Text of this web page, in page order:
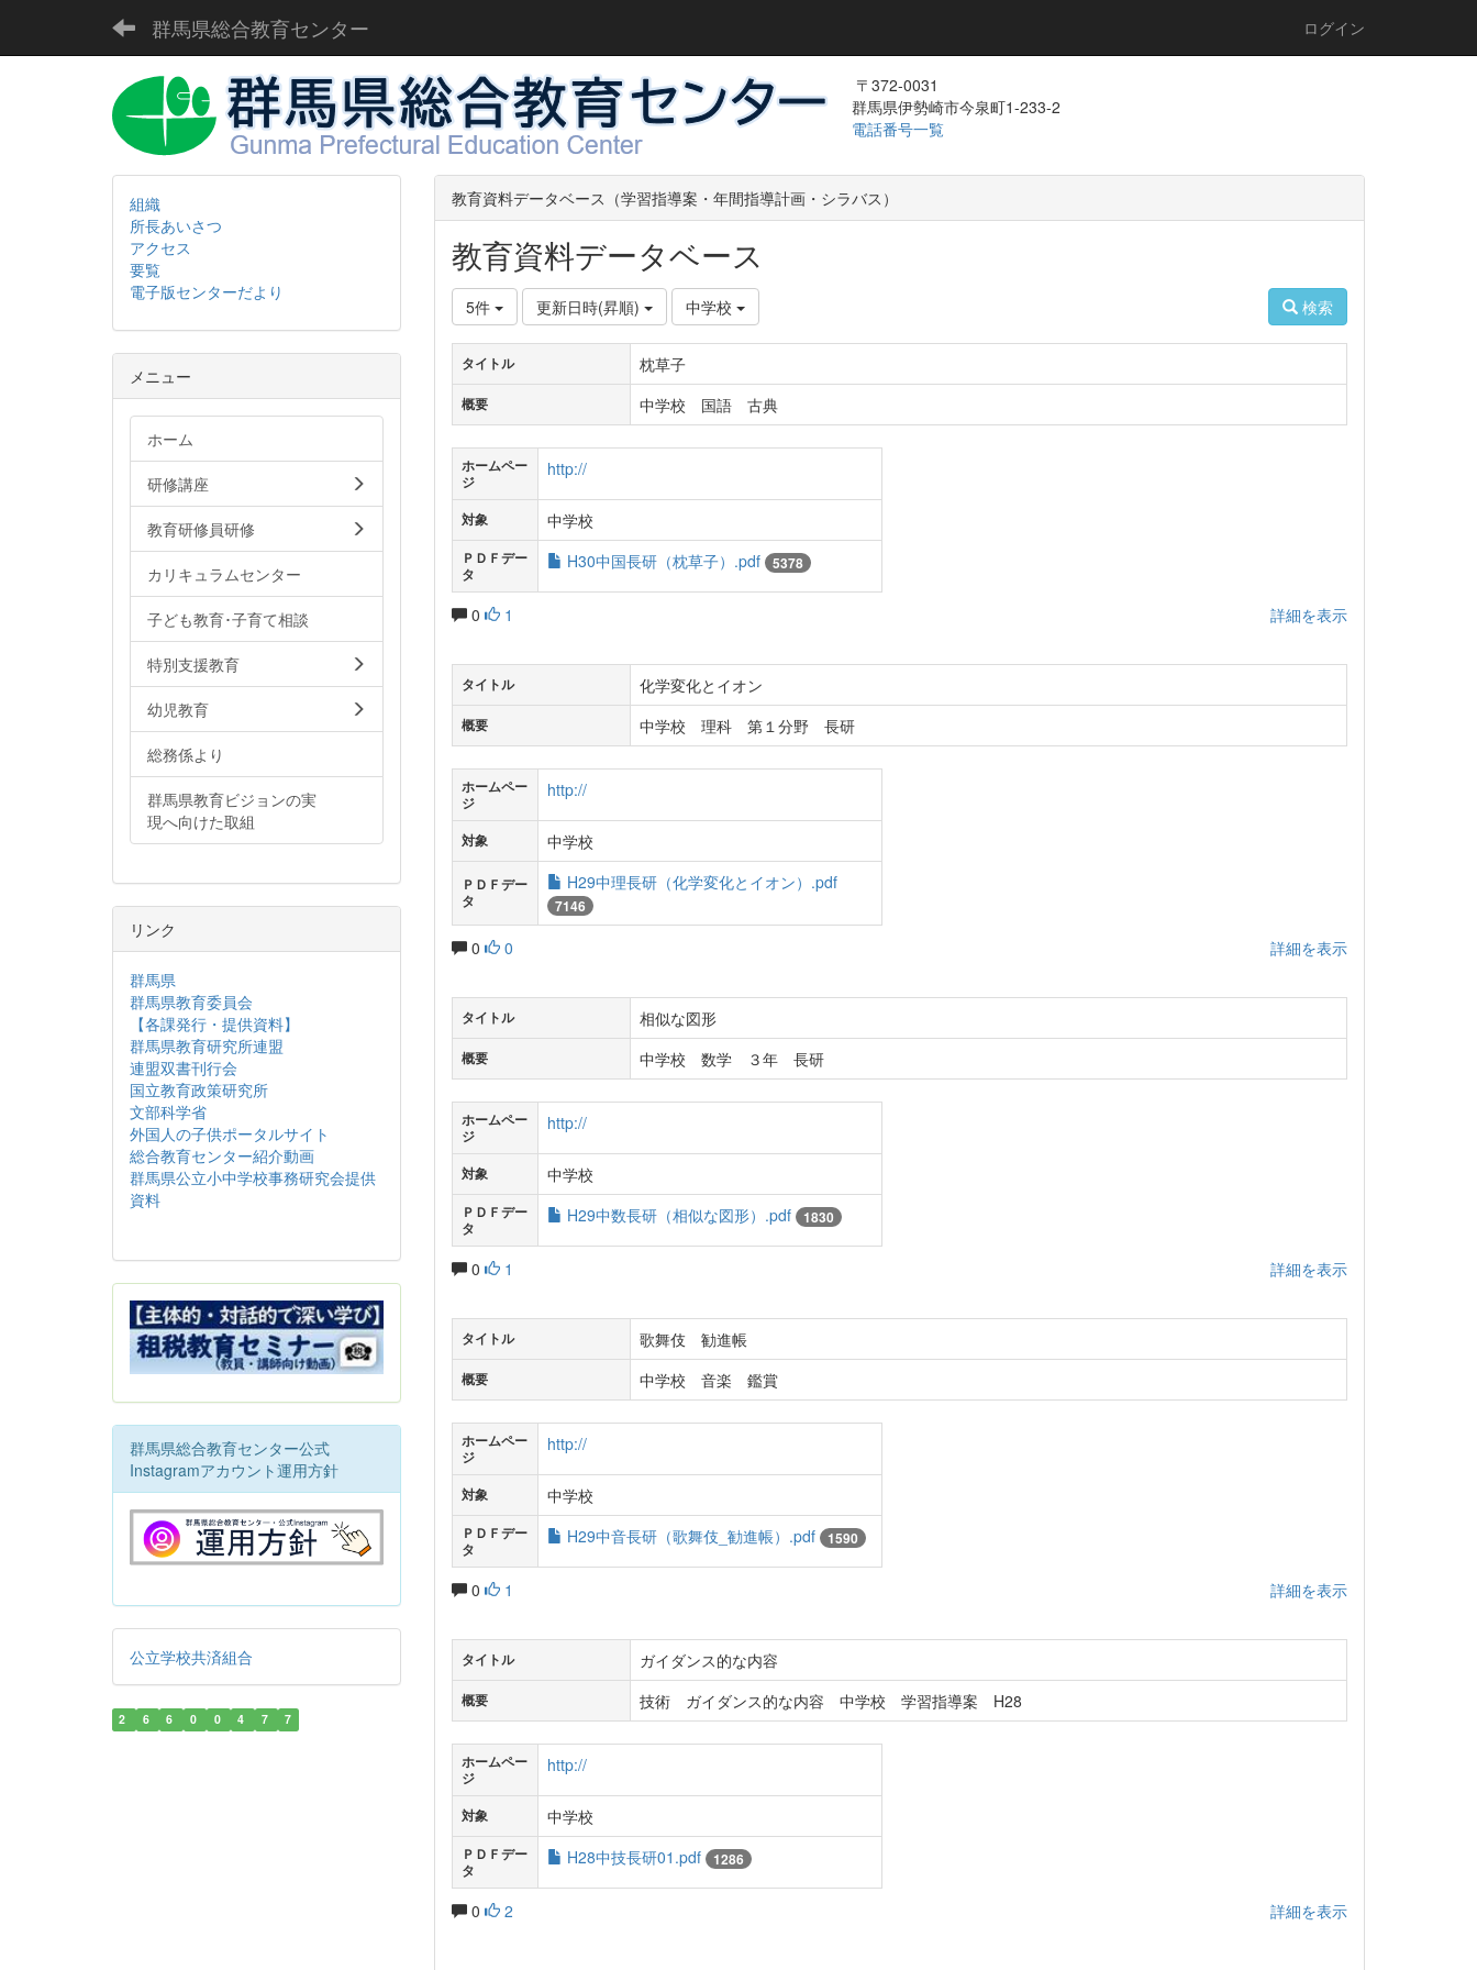
群馬県総合教育センター ログイン
〒372-0031
群馬県伊勢崎市今泉町1-233-2
電話番号一覧
教育資料データベース（学習指導案・年間指導計画・シラバス）
教育資料データベース
5件 更新日時(昇順) 中学校 検索
タイトル 枕草子
概要 中学校 国語 古典
ホームペー
ジ
http://
対象 中学校
ＰＤＦデー
タ
H30中国長研（枕草子）.pdf 5378
0 1 詳細を表示
タイトル 化学変化とイオン
概要 中学校 理科 第１分野 長研
ホームペー
ジ
http://
対象 中学校
ＰＤＦデー
タ
H29中理長研（化学変化とイオン）.pdf
7146
0 0 詳細を表示
タイトル 相似な図形
概要 中学校 数学 ３年 長研
ホームペー
ジ
http://
対象 中学校
ＰＤＦデー
タ
H29中数長研（相似な図形）.pdf 1830
0 1 詳細を表示
タイトル 歌舞伎 勧進帳
概要 中学校 音楽 鑑賞
ホームペー
ジ
http://
対象 中学校
ＰＤＦデー
タ
H29中音長研（歌舞伎_勧進帳）.pdf 1590
0 1 詳細を表示
タイトル ガイダンス的な内容
概要 技術 ガイダンス的な内容 中学校 学習指導案 H28
ホームペー
ジ
http://
対象 中学校
ＰＤＦデー
タ
H28中技長研01.pdf 1286
0 2 詳細を表示
組織
所長あいさつ
アクセス
要覧
電子版センターだより
メニュー
ホーム
研修講座
教育研修員研修
カリキュラムセンター
子ども教育･子育て相談
特別支援教育
幼児教育
総務係より
群馬県教育ビジョンの実
現へ向けた取組
リンク
群馬県
群馬県教育委員会
【各課発行・提供資料】
群馬県教育研究所連盟
連盟双書刊行会
国立教育政策研究所
文部科学省
外国人の子供ポータルサイト
総合教育センター紹介動画
群馬県公立小中学校事務研究会提供
資料
群馬県総合教育センター公式
Instagramアカウント運用方針
公立学校共済組合
2 6 6 0 0 4 7 7